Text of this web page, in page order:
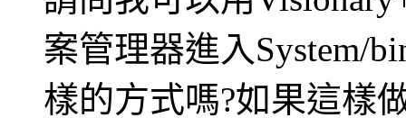
案管理器進入System/
樣的方式嗎?如果這樣